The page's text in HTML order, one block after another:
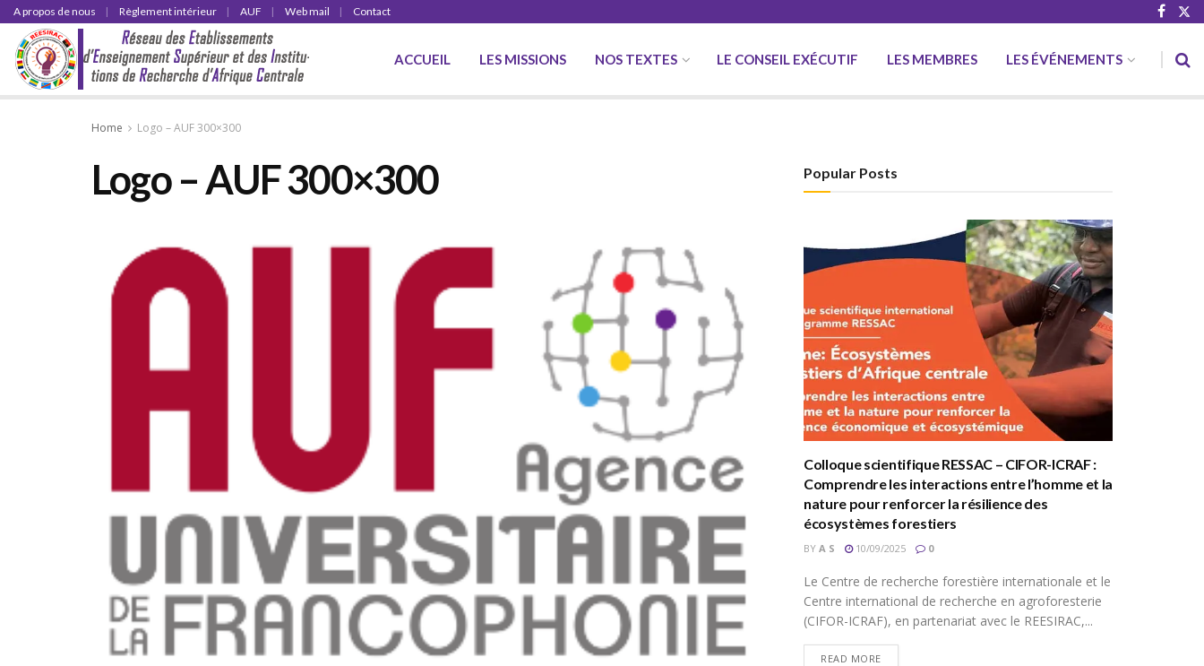
A propos de nous Règlement intérieur AUF Web mail Contact
ACCUEIL LES MISSIONS NOS TEXTES LE CONSEIL EXÉCUTIF LES MEMBRES LES ÉVÉNEMENTS
Home Logo – AUF 300×300
Logo – AUF 300×300 Popular Posts
Colloque scientifique RESSAC – CIFOR-ICRAF :
Comprendre les interactions entre l’homme et la
nature pour renforcer la résilience des
écosystèmes forestiers
BY A S 10/09/2025 0
Le Centre de recherche forestière internationale et le
Centre international de recherche en agroforesterie
(CIFOR-ICRAF), en partenariat avec le REESIRAC,...
READ MORE